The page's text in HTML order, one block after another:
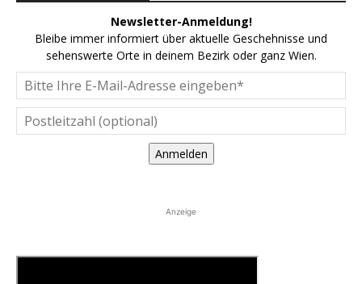
Newsletter-Anmeldung!
Bleibe immer informiert über aktuelle Geschehnisse und
sehenswerte Orte in deinem Bezirk oder ganz Wien.
Anmelden
Anzeige